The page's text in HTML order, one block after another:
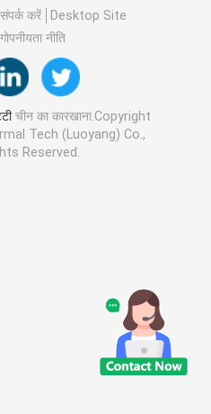
करें
Desktop Site
गोपनीयता नीति
चीन का कारखाना.Copyright
Tech (Luoyang) Co.,
Reserved.